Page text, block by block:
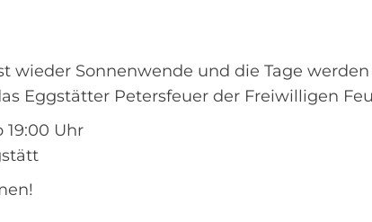
wieder Sonnenwende und die Tage
Eggstätter Petersfeuer der Freiwilligen
19:00 Uhr